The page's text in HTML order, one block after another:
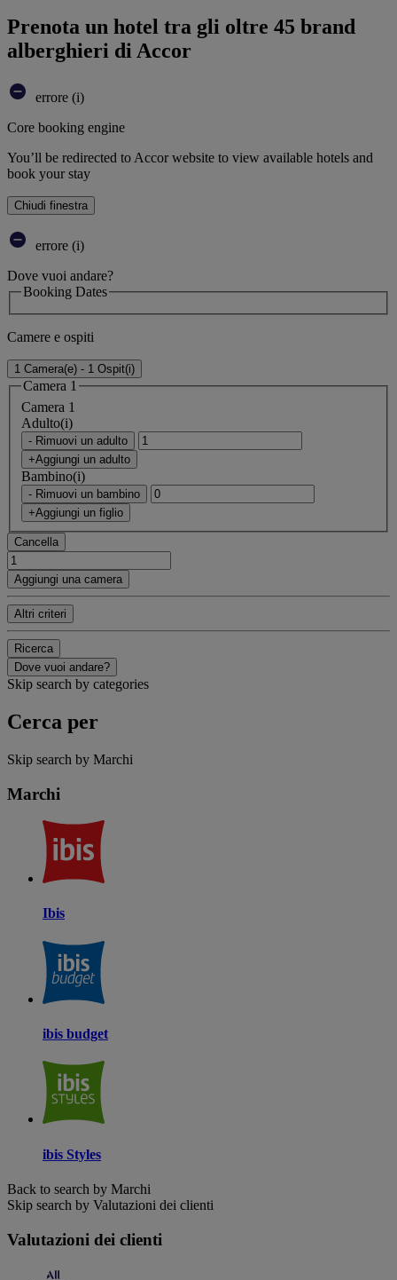
Prenota un hotel tra gli oltre 45 brand
alberghieri di Accor
errore (i)
Core booking engine
You’ll be redirected to Accor website to view available hotels and
book your stay
Chiudi finestra
errore (i)
Dove vuoi andare?
Booking Dates
Camere e ospiti
1 Camera(e) - 1 Ospit(i)
Camera 1
Camera 1
Adulto(i)
- Rimuovi un adulto
+Aggiungi un adulto
Bambino(i)
- Rimuovi un bambino
+Aggiungi un figlio
Cancella
Aggiungi una camera
Altri criteri
Ricerca
Dove vuoi andare?
Skip search by categories
Cerca per
Skip search by Marchi
Marchi
Ibis
ibis budget
ibis Styles
Back to search by Marchi
Skip search by Valutazioni dei clienti
Valutazioni dei clienti